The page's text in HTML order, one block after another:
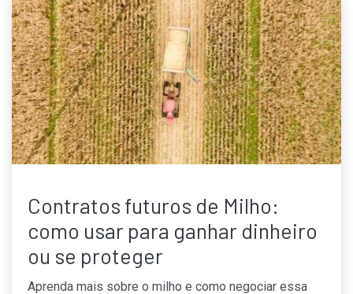
Contratos futuros de Milho:
como usar para ganhar dinheiro
ou se proteger
Aprenda mais sobre o milho e como negociar essa